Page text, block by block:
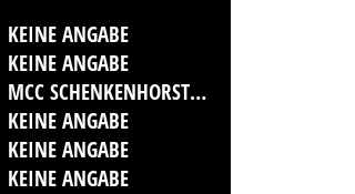
KEINE ANGABE
KEINE ANGABE
MCC SCHENKENHORST BERLIN E.V. ORTSCLUB IM ADAC
KEINE ANGABE
KEINE ANGABE
KEINE ANGABE